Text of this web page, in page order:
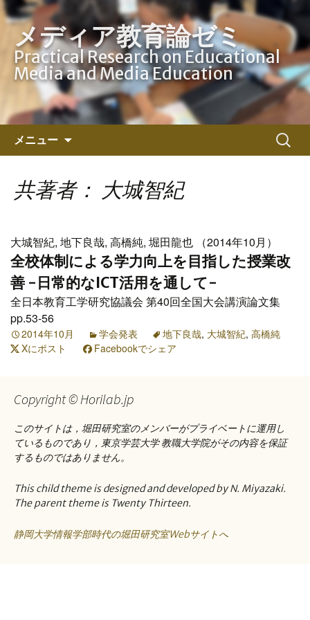
メディア教育論ゼミ
Practical Research on Educational
Media and Media Education
メニュー
ン
ツ
キ
ッ
プ
検
索:
共著者： 大城智紀
大城智紀, 地下良哉, 高橋純, 堀田龍也 （2014年10月）
全校体制による学力向上を目指した授業改
善 -日常的なICT活用を通して-
全日本教育工学研究協議会 第40回全国大会講演論文集
pp.53-56
2014年10月 学会発表 地下良哉, 大城智紀, 高橋純
Xにポスト
Facebookでシェア
Copyright © Horilab.jp
このサイトは，堀田研究室のメンバーがプライベートに運用し
ているものであり，東京学芸大学 教職大学院がその内容を保証
するものではありません。
This child theme is designed and developed by N. Miyazaki.
The parent theme is Twenty Thirteen.
静岡大学情報学部時代の堀田研究室Webサイトへ